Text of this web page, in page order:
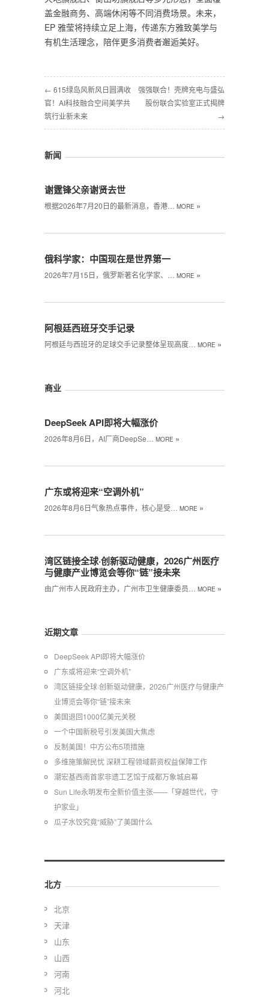
盖金融商务、高端休闲等不同消费场景。未来，
EP 雅莹将持续立足上海，传递东方雅致美学与
有机生活理念，陪伴更多消费者邂逅美好。
← 615绿岛风新风日圆满收
官！AI科技融合空间美学共
筑行业新未来
强强联合！壳牌充电与盛弘
股份联合实验室正式揭牌
→
新闻
谢霆锋父亲谢贤去世
根据2026年7月20日的最新消息，香港… MORE »
俄科学家：中国现在是世界第一
2026年7月15日，俄罗斯著名化学家、… MORE »
阿根廷西班牙交手记录
阿根廷与西班牙的足球交手记录整体呈现高度… MORE »
商业
DeepSeek API即将大幅涨价
2026年8月6日，AI厂商DeepSe… MORE »
广东或将迎来“空调外机”
2026年8月6日气象热点事件，核心是受… MORE »
湾区链接全球·创新驱动健康，2026广州医疗
与健康产业博览会等你“链”接未来
由广州市人民政府主办，广州市卫生健康委员… MORE »
近期文章
DeepSeek API即将大幅涨价
广东或将迎来“空调外机”
湾区链接全球·创新驱动健康，2026广州医疗与健康产
业博览会等你“链”接未来
美国退回1000亿美元关税
一个中国新税号引发美国大焦虑
反制美国！中方公布5项措施
多维施策解民忧 深耕工程领域薪资权益保障工作
潮宏基西南首家非遗工艺馆于成都万象城启幕
Sun Life永明发布全新价值主张——「穿越世代，守
护家业」
瓜子水饺究竟“威胁”了美国什么
北方
北京
天津
山东
山西
河南
河北